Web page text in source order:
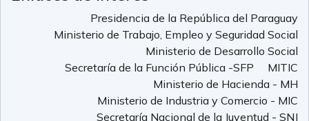
Presidencia de la República del Paraguay
Ministerio de Trabajo, Empleo y Seguridad Social
Ministerio de Desarrollo Social
Secretaría de la Función Pública -SFP
MITIC
Ministerio de Hacienda - MH
Ministerio de Industria y Comercio - MIC
Secretaría Nacional de la Juventud - SNJ